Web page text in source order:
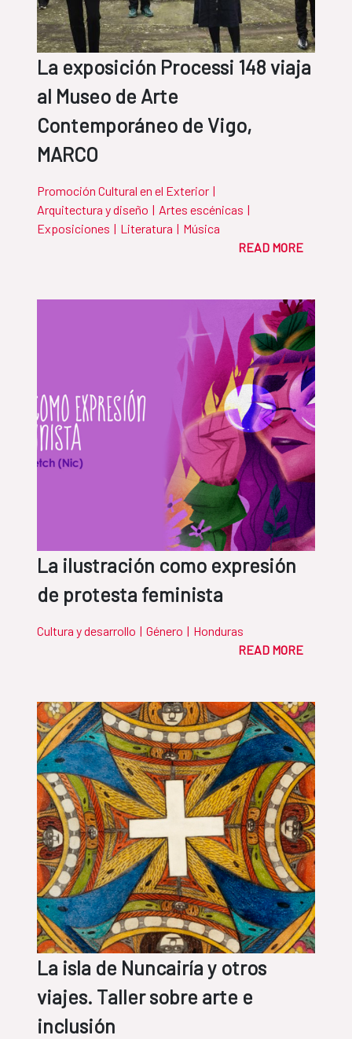
La exposición Processi 148 viaja
al Museo de Arte
Contemporáneo de Vigo,
MARCO
Promoción Cultural en el Exterior |
Arquitectura y diseño | Artes escénicas |
Exposiciones | Literatura | Música
READ MORE
La ilustración como expresión
de protesta feminista
Cultura y desarrollo | Género | Honduras
READ MORE
La isla de Nuncairía y otros
viajes. Taller sobre arte e
inclusión